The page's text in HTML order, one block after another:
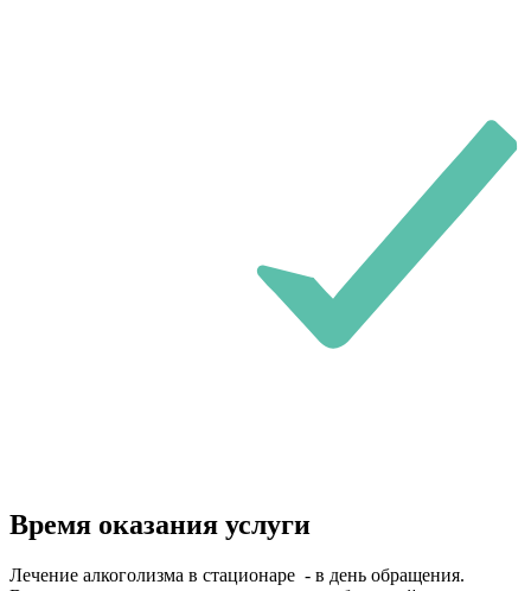
Время оказания услуги
Лечение алкоголизма в стационаре - в день обращения.